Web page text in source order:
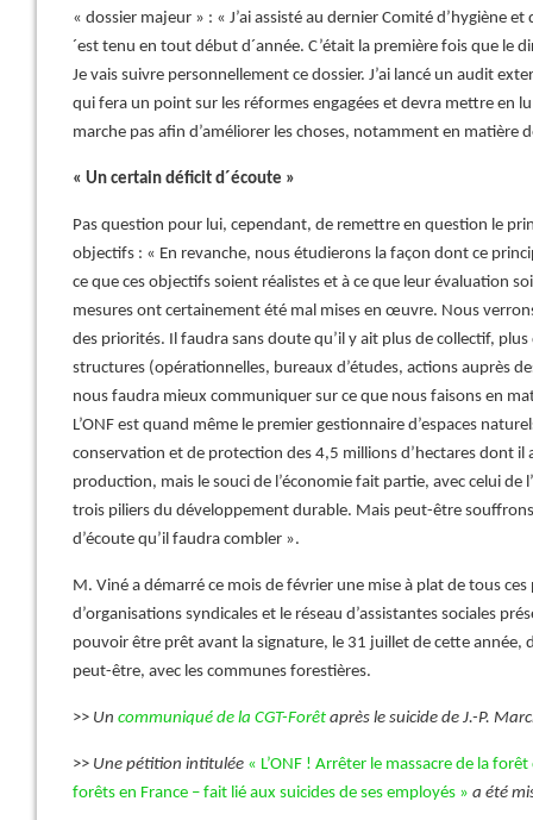
« dossier majeur » : « J’ai assisté au dernier Comité d’hygiène
´est tenu en tout début d´année. C’était la première fois que le
Je vais suivre personnellement ce dossier. J’ai lancé un audit
qui fera un point sur les réformes engagées et devra mettre en
marche pas afin d’améliorer les choses, notamment en matière
« Un certain déficit d´écoute »
Pas question pour lui, cependant, de remettre en question le
objectifs : « En revanche, nous étudierons la façon dont ce
ce que ces objectifs soient réalistes et à ce que leur évaluation
mesures ont certainement été mal mises en œuvre. Nous
des priorités. Il faudra sans doute qu’il y ait plus de collectif,
structures (opérationnelles, bureaux d’études, actions auprès
nous faudra mieux communiquer sur ce que nous faisons en
L’ONF est quand même le premier gestionnaire d’espaces
conservation et de protection des 4,5 millions d’hectares dont il
production, mais le souci de l’économie fait partie, avec celui de
trois piliers du développement durable. Mais peut-être
d’écoute qu’il faudra combler ».
M. Viné a démarré ce mois de février une mise à plat de tous ces
d’organisations syndicales et le réseau d’assistantes sociales
pouvoir être prêt avant la signature, le 31 juillet de cette année,
peut-être, avec les communes forestières.
>> Un communiqué de la CGT-Forêt après le suicide de J.-P.
>> Une pétition intitulée « L’ONF ! Arrêter le massacre de la
forêts en France – fait lié aux suicides de ses employés » a été